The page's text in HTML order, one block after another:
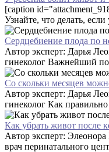
[caption
Узнайте, что делать, если
Сердцебиение плода по
Автор эксперт: Дарья
гинеколог Важнейший
Со скольки месяцев
Автор эксперт: Дарья
гинеколог Как
Как убрать живот после
Автор эксперт:
врач перинатального